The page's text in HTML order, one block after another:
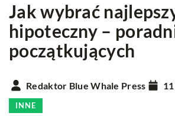
Jak wybrać
hipoteczny –
początkujących
Redaktor Blue Whale Press
INNE